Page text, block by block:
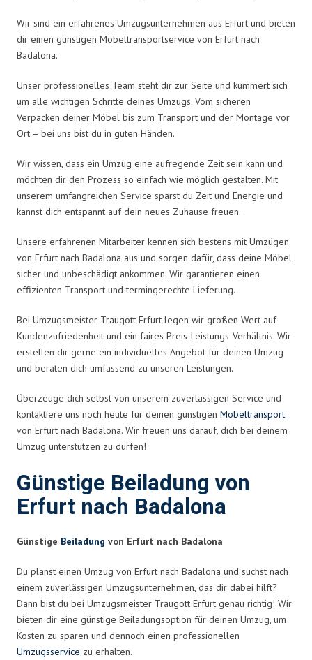
Wir sind ein erfahrenes Umzugsunternehmen aus Erfurt und bieten
dir einen günstigen Möbeltransportservice von Erfurt nach
Badalona.
Unser professionelles Team steht dir zur Seite und kümmert sich
um alle wichtigen Schritte deines Umzugs. Vom sicheren
Verpacken deiner Möbel bis zum Transport und der Montage vor
Ort – bei uns bist du in guten Händen.
Wir wissen, dass ein Umzug eine aufregende Zeit sein kann und
möchten dir den Prozess so einfach wie möglich gestalten. Mit
unserem umfangreichen Service sparst du Zeit und Energie und
kannst dich entspannt auf dein neues Zuhause freuen.
Unsere erfahrenen Mitarbeiter kennen sich bestens mit Umzügen
von Erfurt nach Badalona aus und sorgen dafür, dass deine Möbel
sicher und unbeschädigt ankommen. Wir garantieren einen
effizienten Transport und termingerechte Lieferung.
Bei Umzugsmeister Traugott Erfurt legen wir großen Wert auf
Kundenzufriedenheit und ein faires Preis-Leistungs-Verhältnis. Wir
erstellen dir gerne ein individuelles Angebot für deinen Umzug
und beraten dich umfassend zu unseren Leistungen.
Überzeuge dich selbst von unserem zuverlässigen Service und
kontaktiere uns noch heute für deinen günstigen Möbeltransport
von Erfurt nach Badalona. Wir freuen uns darauf, dich bei deinem
Umzug unterstützen zu dürfen!
Günstige Beiladung von
Erfurt nach Badalona
Günstige Beiladung von Erfurt nach Badalona
Du planst einen Umzug von Erfurt nach Badalona und suchst nach
einem zuverlässigen Umzugsunternehmen, das dir dabei hilft?
Dann bist du bei Umzugsmeister Traugott Erfurt genau richtig! Wir
bieten dir eine günstige Beiladungsoption für deinen Umzug, um
Kosten zu sparen und dennoch einen professionellen
Umzugsservice zu erhalten.